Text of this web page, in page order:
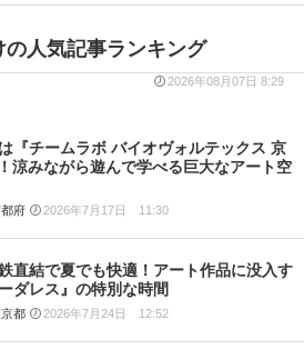
の人気記事ランキング
2026年08月07日 8:29
『チームラボ バイオヴォルテックス 京
涼みながら遊んで学べる巨大なアート空
府 2026年7月17日 11:30
直結で夏でも快適！アート作品に没入す
ダレス』の特別な時間
都 2026年7月24日 12:52